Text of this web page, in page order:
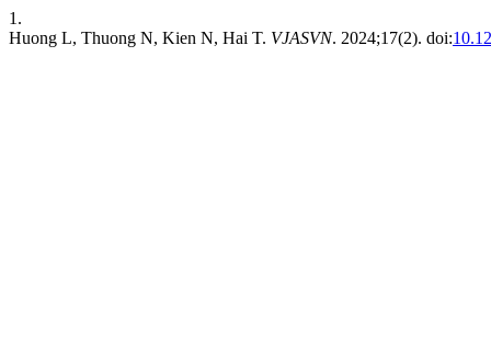
1.
Huong L, Thuong N, Kien N, Hai T. VJASVN. 2024;17(2). doi: